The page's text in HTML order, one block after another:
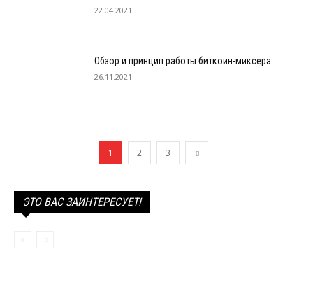
22.04.2021
Обзор и принцип работы биткоин-миксера
26.11.2021
1 2 3
ЭТО ВАС ЗАИНТЕРЕСУЕТ!